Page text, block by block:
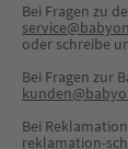
Bei Fragen zu
oder schreibe
Bei Fragen zur
Bei
reklamation-